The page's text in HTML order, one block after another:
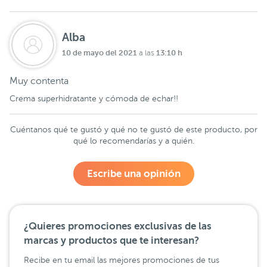
Alba
10 de mayo del 2021 a las 13:10 h
Muy contenta
Crema superhidratante y cómoda de echar!!
Cuéntanos qué te gustó y qué no te gustó de este producto, por
qué lo recomendarías y a quién.
Escribe una opinión
¿Quieres promociones exclusivas de las
marcas y productos que te interesan?
Recibe en tu email las mejores promociones de tus